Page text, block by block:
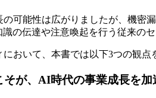
可能性は広がりましたが、機密
の伝達や注意喚起を行う従来の
おいて、本書では以下3つの観
そが、AI時代の事業成長を加